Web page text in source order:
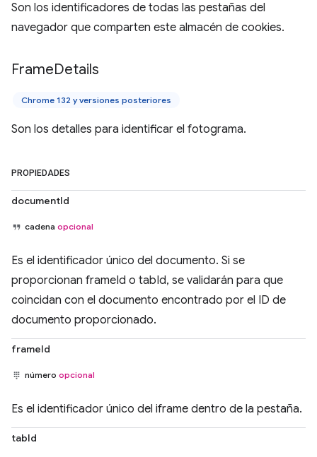
Son los identificadores de todas las pestañas del
navegador que comparten este almacén de cookies.
FrameDetails
Chrome 132 y versiones posteriores
Son los detalles para identificar el fotograma.
PROPIEDADES
documentId
cadena opcional
Es el identificador único del documento. Si se
proporcionan frameId o tabId, se validarán para que
coincidan con el documento encontrado por el ID de
documento proporcionado.
frameId
número opcional
Es el identificador único del iframe dentro de la pestaña.
tabId